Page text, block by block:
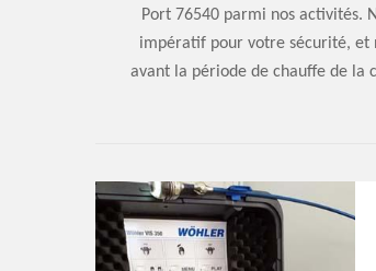
Port 76540 parmi nos activités.
impératif pour votre sécurité, et
avant la période de chauffe de la